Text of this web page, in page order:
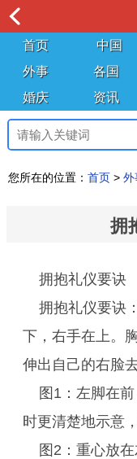
首页 中国
外事
各国
婚庆
资讯
您所在的位置： 首页 > 外
拥
拥抱礼仪要诀
拥抱礼仪要诀
下，右手在上。
伸出自己的右脸
图1：左脚在
时更清楚地示意
图2：重心放在